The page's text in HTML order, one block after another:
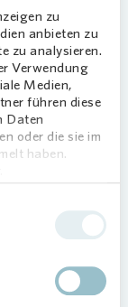
zu
anbieten zu
zu analysieren.
Verwendung
Medien,
führen diese
Daten
oder die sie im
haben.
Corona-
wir
Denn
und
und
der immer
Groß